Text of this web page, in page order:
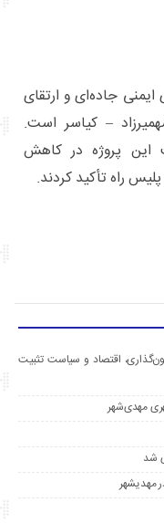
جاده‌ای و ارتقای
– کیاسر است.
این پروژه در کاهش
راه تأکید کردند.
اقتصاد و سیاست تثبیت
مهدی‌شهر